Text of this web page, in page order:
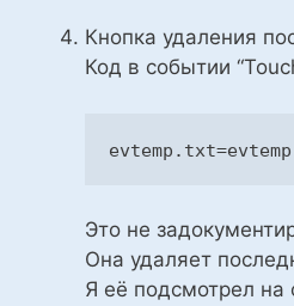
Кнопка удаления
Код в событии
evtemp.txt=
Это не
Она удаляет
Я её подсмотрел на